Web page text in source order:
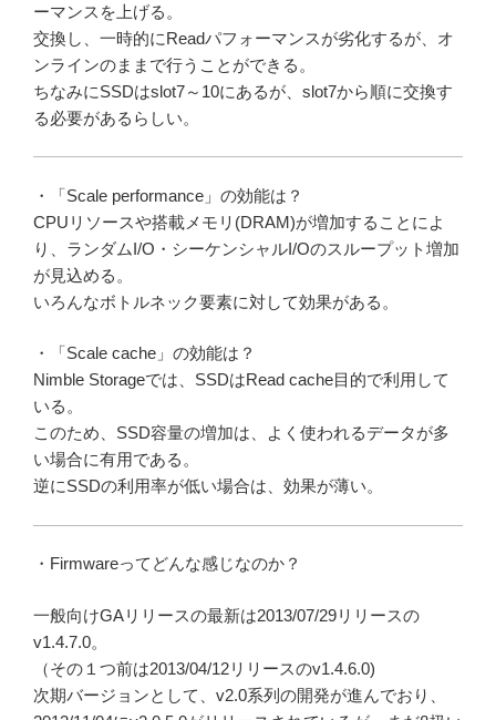
ーマンスを上げる。
交換し、一時的にReadパフォーマンスが劣化するが、オ
ンラインのままで行うことができる。
ちなみにSSDはslot7～10にあるが、slot7から順に交換す
る必要があるらしい。
・「Scale performance」の効能は？
CPUリソースや搭載メモリ(DRAM)が増加することによ
り、ランダムI/O・シーケンシャルI/Oのスループット増加
が見込める。
いろんなボトルネック要素に対して効果がある。
・「Scale cache」の効能は？
Nimble Storageでは、SSDはRead cache目的で利用して
いる。
このため、SSD容量の増加は、よく使われるデータが多
い場合に有用である。
逆にSSDの利用率が低い場合は、効果が薄い。
・Firmwareってどんな感じなのか？
一般向けGAリリースの最新は2013/07/29リリースの
v1.4.7.0。
（その１つ前は2013/04/12リリースのv1.4.6.0)
次期バージョンとして、v2.0系列の開発が進んでおり、